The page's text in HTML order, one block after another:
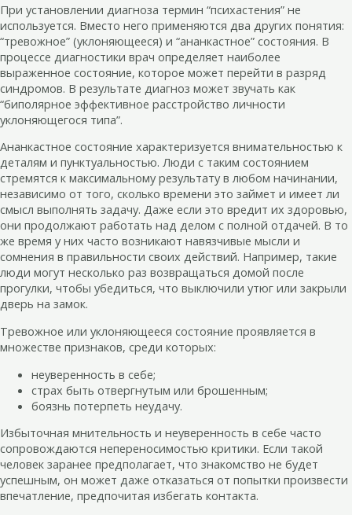
При установлении диагноза термин “психастения” не
используется. Вместо него применяются два других понятия:
“тревожное” (уклоняющееся) и “ананкастное” состояния. В
процессе диагностики врач определяет наиболее
выраженное состояние, которое может перейти в разряд
синдромов. В результате диагноз может звучать как
“биполярное эффективное расстройство личности
уклоняющегося типа”.
Ананкастное состояние характеризуется внимательностью к
деталям и пунктуальностью. Люди с таким состоянием
стремятся к максимальному результату в любом начинании,
независимо от того, сколько времени это займет и имеет ли
смысл выполнять задачу. Даже если это вредит их здоровью,
они продолжают работать над делом с полной отдачей. В то
же время у них часто возникают навязчивые мысли и
сомнения в правильности своих действий. Например, такие
люди могут несколько раз возвращаться домой после
прогулки, чтобы убедиться, что выключили утюг или закрыли
дверь на замок.
Тревожное или уклоняющееся состояние проявляется в
множестве признаков, среди которых:
неуверенность в себе;
страх быть отвергнутым или брошенным;
боязнь потерпеть неудачу.
Избыточная мнительность и неуверенность в себе часто
сопровождаются непереносимостью критики. Если такой
человек заранее предполагает, что знакомство не будет
успешным, он может даже отказаться от попытки произвести
впечатление, предпочитая избегать контакта.